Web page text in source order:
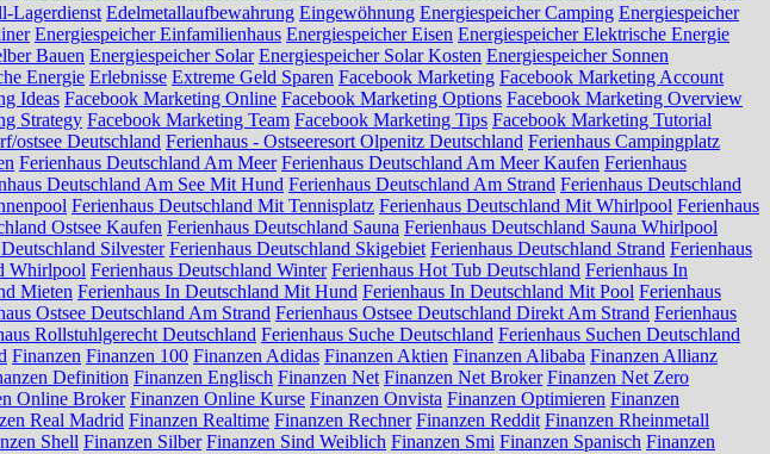
Lagerdienst Edelmetallaufbewahrung Eingewöhnung Energiespeicher Camping Energiespeicher
Energiespeicher Einfamilienhaus Energiespeicher Eisen Energiespeicher Elektrische Energie
Bauen Energiespeicher Solar Energiespeicher Solar Kosten Energiespeicher Sonnen
Energie Erlebnisse Extreme Geld Sparen Facebook Marketing Facebook Marketing Account
Ideas Facebook Marketing Online Facebook Marketing Options Facebook Marketing Overview
Strategy Facebook Marketing Team Facebook Marketing Tips Facebook Marketing Tutorial
ostsee Deutschland Ferienhaus - Ostseeresort Olpenitz Deutschland Ferienhaus Campingplatz
Ferienhaus Deutschland Am Meer Ferienhaus Deutschland Am Meer Kaufen Ferienhaus
Deutschland Am See Mit Hund Ferienhaus Deutschland Am Strand Ferienhaus Deutschland
Ferienhaus Deutschland Mit Tennisplatz Ferienhaus Deutschland Mit Whirlpool Ferienhaus
Ostsee Kaufen Ferienhaus Deutschland Sauna Ferienhaus Deutschland Sauna Whirlpool
Silvester Ferienhaus Deutschland Skigebiet Ferienhaus Deutschland Strand Ferienhaus
Whirlpool Ferienhaus Deutschland Winter Ferienhaus Hot Tub Deutschland Ferienhaus In
Mieten Ferienhaus In Deutschland Mit Hund Ferienhaus In Deutschland Mit Pool Ferienhaus
Ostsee Deutschland Am Strand Ferienhaus Ostsee Deutschland Direkt Am Strand Ferienhaus
Rollstuhlgerecht Deutschland Ferienhaus Suche Deutschland Ferienhaus Suchen Deutschland
Finanzen Finanzen 100 Finanzen Adidas Finanzen Aktien Finanzen Alibaba Finanzen Allianz
Definition Finanzen Englisch Finanzen Net Finanzen Net Broker Finanzen Net Zero
Online Broker Finanzen Online Kurse Finanzen Onvista Finanzen Optimieren Finanzen
Real Madrid Finanzen Realtime Finanzen Rechner Finanzen Reddit Finanzen Rheinmetall
Shell Finanzen Silber Finanzen Sind Weiblich Finanzen Smi Finanzen Spanisch Finanzen